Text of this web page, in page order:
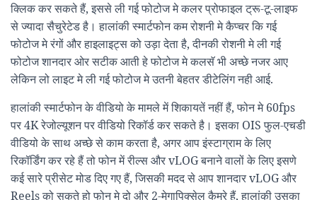
क्लिक कर सकते हैं, इससे ली गई फोटोज मे कलर प्रोफाइल ट्रू-टू-लाइफ
से ज्यादा सैचुरेटेड है। हालांकी स्मार्टफोन कम रोशनी मे कैप्चर कि गई
फोटोज मे रंगों और हाइलाइट्स को उड़ा देता है, दीनकी रोशनी मे ली गई
फोटोज शानदार ओर सटीक आती हे फोटोज मे कलसॅ भी अच्छे नजर आए
लेकिन लो लाइट मे ली गई फोटोज मे उतनी बेहतर डीटेलिंग नही आई.
हालांकी स्मार्टफोन के वीडियो के मामले में शिकायतें नहीं हैं, फोन मे 60fps
पर 4K रेजोल्यूशन पर वीडियो रिकॉर्ड कर सकते है। इसका OIS फुल-एचडी
वीडियो के साथ अच्छे से काम करता है, अगर आप इंस्टाग्राम के लिए
रिकॉर्डिंग कर रहे हैं तो फोन में रील्स और vLOG बनाने वालों के लिए इसणे
कई सारे प्रीसेट मोड दिए गए हैं, जिसकी मदद से आप शानदार vLOG और
Reels को सकते हो फोन मे दो और 2-मेगापिक्सेल कैमरे हैं, हालांकी उसका